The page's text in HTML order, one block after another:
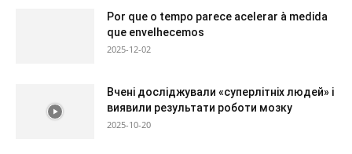
Por que o tempo parece acelerar à medida
que envelhecemos
2025-12-02
Вчені досліджували «суперлітніх людей» і
виявили результати роботи мозку
2025-10-20